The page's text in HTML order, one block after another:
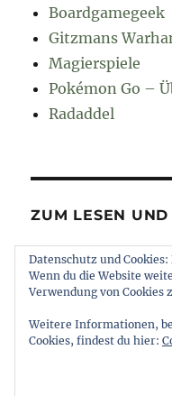
Boardgamegeek
Gitzmans
Magierspiele
Pokémon Go –
Radaddel
ZUM LESEN UND
Euroncap
Tong
Datenschutz und
Wenn du die Website
Verwendung von Cookies
Weitere Informationen,
Cookies, findest du hier: